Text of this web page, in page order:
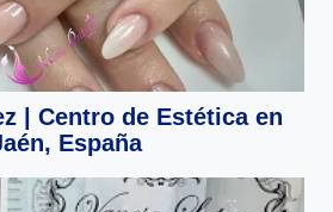
| Centro de Estética en
España